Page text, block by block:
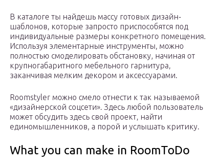
В каталоге ты найдешь массу готовых дизайн-
шаблонов, которые запросто приспособятся под
индивидуальные размеры конкретного помещения.
Используя элементарные инструменты, можно
полностью смоделировать обстановку, начиная от
крупногабаритного мебельного гарнитура,
заканчивая мелким декором и аксессуарами.
Roomstyler можно смело отнести к так называемой
«дизайнерской соцсети». Здесь любой пользователь
может обсудить здесь свой проект, найти
единомышленников, а порой и услышать критику.
What you can make in RoomToDo